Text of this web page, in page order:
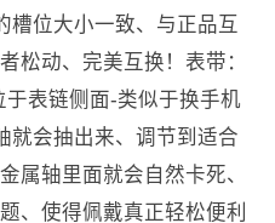
槽位大小一致、与正品互
松动、完美互换！表带：
表链侧面-类似于换手机
就会抽出来、调节到适合
属轴里面就会自然卡死、
、使得佩戴真正轻松便利